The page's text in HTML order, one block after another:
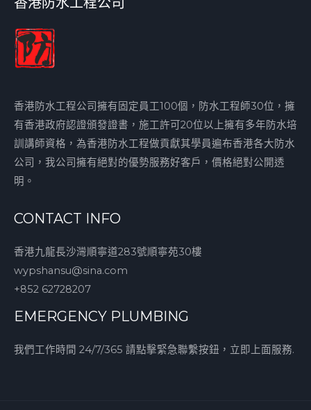
香港防水工程公司擁有固定員工100個，防水工程師30位，擁
有香港政府認證頒發證書，施工許可20位以上擁有多年防水培
訓講師資格，為香港防水工程做貢獻其學員遍布香港各大防水
公司，我公司擁有絕對的優勢服務好客戶，價格絕對公開透
明。
CONTACT INFO
香港九龍長沙灣順寧道283號順寧苑30樓
wypshansu@sina.com
+852 62728207
EMERGENCY PLUMBING
我們工作時間 24/7/365 請點擊緊急聯繫按鈕，立即上面服務.